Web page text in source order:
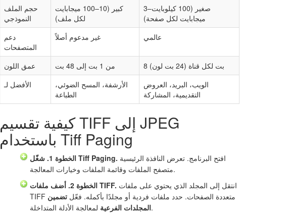
حجم الملف
النموذجي
كبير (10–100 ميجابايت
لكل ملف)
صغير (100 كيلوبايت–3
ميجابايت لكل صفحة)
دعم
المتصفحات
غير مدعوم أصلاً عالمي
عمق اللون من 1 بت إلى 48 بت
8 بت لكل قناة (24 بت لون)
الأفضل لـ
الأرشفة، المسح الضوئي،
الطباعة
الويب، البريد، العروض
التقديمية، المشاركة
كيفية تقسيم TIFF إلى JPEG
باستخدام Tiff Paging
الخطوة 1. شغّل Tiff Paging.
متصفح الملفات وقائمة الملفات وخيارات المعالجة.
الخطوة 2. أضف ملفات TIFF.
TIFF متعددة الصفحات. حدد ملفات فردية أو مجلدًا بأكمله. فعّل تضمين
المجلدات الفرعيةلمعالجة الأدلة المتداخلة.